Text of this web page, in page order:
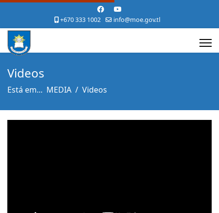
+670 333 1002 info@moe.gov.tl
Videos
Está em... MEDIA Videos